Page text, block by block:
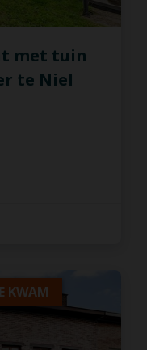
met tuin
te Niel
KWAM